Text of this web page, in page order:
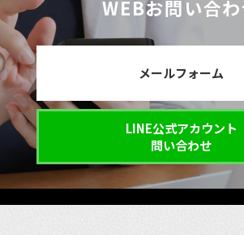
WEBお問い合
メールフォーム
LINE公式アカウント
問い合わせ